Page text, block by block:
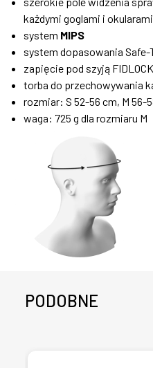
każdymi goglami i
system MIPS
system dopasowania Safe-
zapięcie pod szyją
torba do przechowywania
rozmiar: S 52-56 cm, M 56-
waga: 725 g dla rozmiaru M
PODOBNE